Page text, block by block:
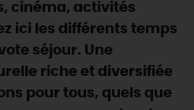
famille dans le Loiret !
"Loiret au fil de l'eau"
sortir ?
cinéma, activités
ici les différents temps
séjour. Une
riche et diversifiée
pour tous, quels que